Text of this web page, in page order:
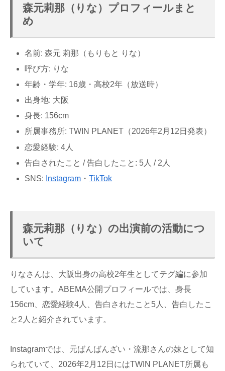
森元莉那（りな）プロフィールまと
め
名前: 森元 莉那（もりもと りな）
呼び方: りな
年齢・学年: 16歳・高校2年（放送時）
出身地: 大阪
身長: 156cm
所属事務所: TWIN PLANET（2026年2月12日発表）
恋愛経験: 4人
告白されたこと / 告白したこと: 5人 / 2人
SNS: Instagram ・TikTok
森元莉那（りな）の出演前の活動につ
いて
りなさんは、大阪出身の高校2年生としてテグ編に参加
しています。ABEMA公開プロフィールでは、身長
156cm、恋愛経験4人、告白されたこと5人、告白したこ
と2人と紹介されています。
Instagramでは、元ばんばんざい・流那さんの妹として知
られていて、2026年2月12日にはTWIN PLANET所属も